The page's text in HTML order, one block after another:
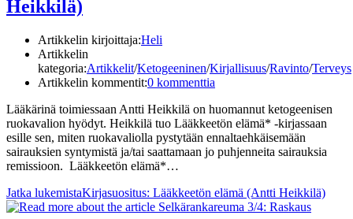
Heikkilä)
Artikkelin kirjoittaja:Heli
Artikkelin
kategoria:Artikkelit/Ketogeeninen/Kirjallisuus/Ravinto/Terveys
Artikkelin kommentit:0 kommenttia
Lääkärinä toimiessaan Antti Heikkilä on huomannut ketogeenisen
ruokavalion hyödyt. Heikkilä tuo Lääkkeetön elämä* -kirjassaan
esille sen, miten ruokavaliolla pystytään ennaltaehkäisemään
sairauksien syntymistä ja/tai saattamaan jo puhjenneita sairauksia
remissioon. Lääkkeetön elämä*…
Jatka lukemistaKirjasuositus: Lääkkeetön elämä (Antti Heikkilä)